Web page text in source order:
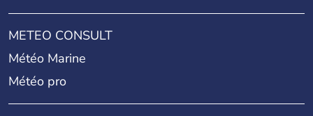
METEO CONSULT
Météo Marine
Météo pro